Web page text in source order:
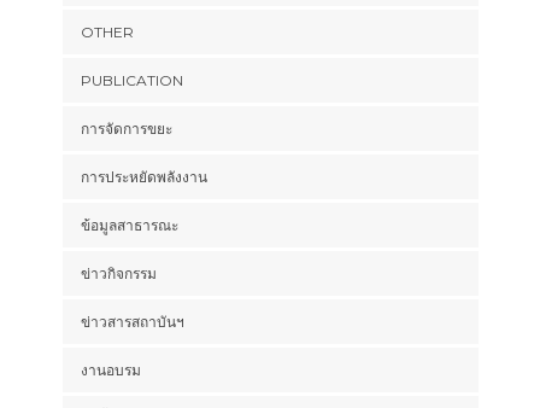
OTHER
PUBLICATION
การจัดการขยะ
การประหยัดพลังงาน
ข้อมูลสาธารณะ
ข่าวกิจกรรม
ข่าวสารสถาบันฯ
งานอบรม